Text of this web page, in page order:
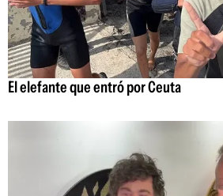
El elefante que entró por Ceuta